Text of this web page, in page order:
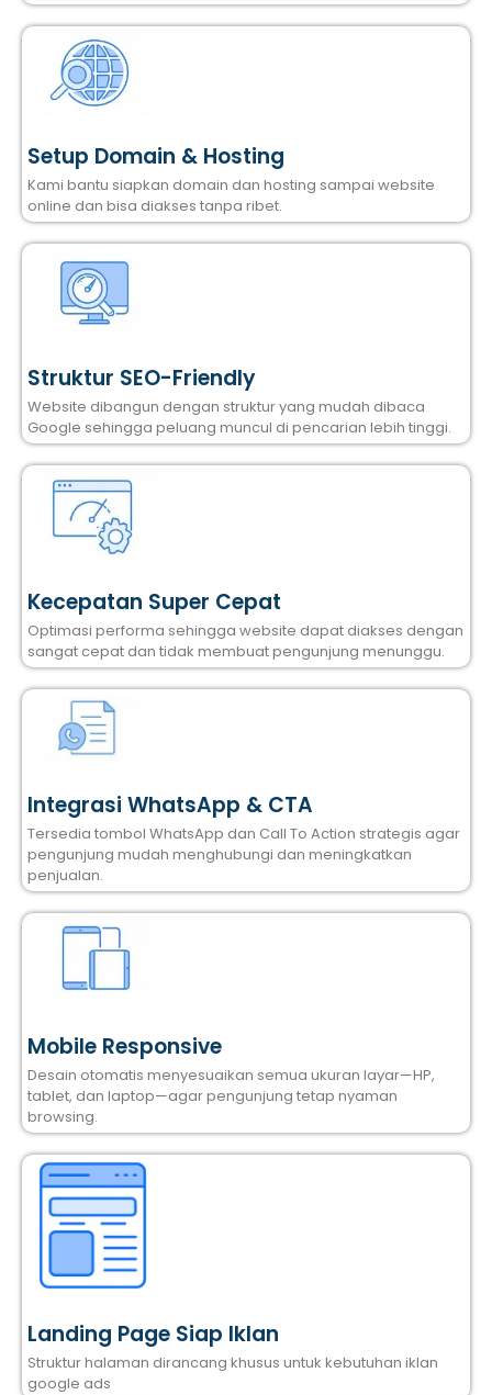
Setup Domain & Hosting
Kami bantu siapkan domain dan hosting sampai website
online dan bisa diakses tanpa ribet.
Struktur SEO-Friendly
Website dibangun dengan struktur yang mudah dibaca
Google sehingga peluang muncul di pencarian lebih tinggi.
Kecepatan Super Cepat
Optimasi performa sehingga website dapat diakses dengan
sangat cepat dan tidak membuat pengunjung menunggu.
Integrasi WhatsApp & CTA
Tersedia tombol WhatsApp dan Call To Action strategis agar
pengunjung mudah menghubungi dan meningkatkan
penjualan.
Mobile Responsive
Desain otomatis menyesuaikan semua ukuran layar—HP,
tablet, dan laptop—agar pengunjung tetap nyaman
browsing.
Landing Page Siap Iklan
Struktur halaman dirancang khusus untuk kebutuhan iklan
google ads